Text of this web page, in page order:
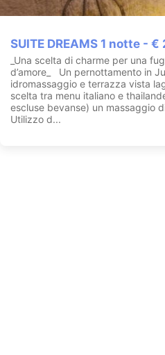
SUITE DREAMS 1 notte -
_Una scelta di charme per una
d’amore_ Un pernottamento in
idromassaggio e terrazza vista
scelta tra menu italiano e
escluse bevanse) un massaggio
Utilizzo d...